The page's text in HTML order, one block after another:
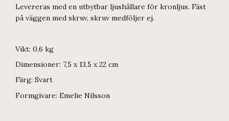
Levereras med en utbytbar ljushållare för kronljus. Fäst
på väggen med skruv, skruv medföljer ej.
Vikt: 0,6 kg
Dimensioner: 7,5 x 13,5 x 22 cm
Färg: Svart
Formgivare: Emelie Nilsson